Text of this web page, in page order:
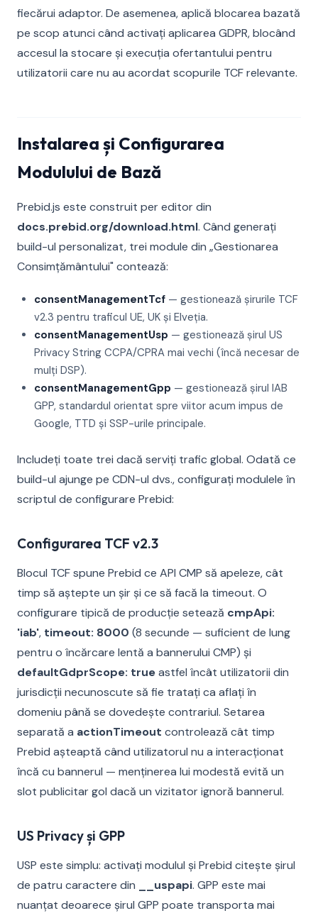
fiecărui adaptor. De asemenea, aplică blocarea bazată
pe scop atunci când activați aplicarea GDPR, blocând
accesul la stocare și execuția ofertantului pentru
utilizatorii care nu au acordat scopurile TCF relevante.
Instalarea și Configurarea
Modulului de Bază
Prebid.js este construit per editor din
docs.prebid.org/download.html. Când generați
build-ul personalizat, trei module din „Gestionarea
Consimțământului" contează:
consentManagementTcf — gestionează șirurile TCF
v2.3 pentru traficul UE, UK și Elveția.
consentManagementUsp — gestionează șirul US
Privacy String CCPA/CPRA mai vechi (încă necesar de
mulți DSP).
consentManagementGpp — gestionează șirul IAB
GPP, standardul orientat spre viitor acum impus de
Google, TTD și SSP-urile principale.
Includeți toate trei dacă serviți trafic global. Odată ce
build-ul ajunge pe CDN-ul dvs., configurați modulele în
scriptul de configurare Prebid:
Configurarea TCF v2.3
Blocul TCF spune Prebid ce API CMP să apeleze, cât
timp să aștepte un șir și ce să facă la timeout. O
configurare tipică de producție setează cmpApi:
'iab', timeout: 8000 (8 secunde — suficient de lung
pentru o încărcare lentă a bannerului CMP) și
defaultGdprScope: trueastfel încât utilizatorii din
jurisdicții necunoscute să fie tratați ca aflați în
domeniu până se dovedește contrariul. Setarea
separată a actionTimeout controlează cât timp
Prebid așteaptă când utilizatorul nu a interacționat
încă cu bannerul — menținerea lui modestă evită un
slot publicitar gol dacă un vizitator ignoră bannerul.
US Privacy și GPP
USP este simplu: activați modulul și Prebid citește șirul
de patru caractere din
__uspapi. GPP este mai
nuanțat deoarece șirul GPP poate transporta mai